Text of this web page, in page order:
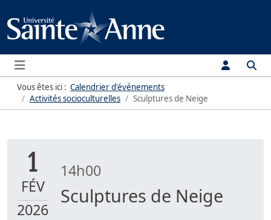
Menu
Vous êtes ici : Calendrier d'événements
Activités socioculturelles
Sculptures de Neige
1
FÉV
2026
14h00
Sculptures de Neige